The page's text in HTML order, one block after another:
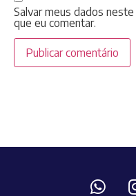
Salvar meus dados
que eu comentar.